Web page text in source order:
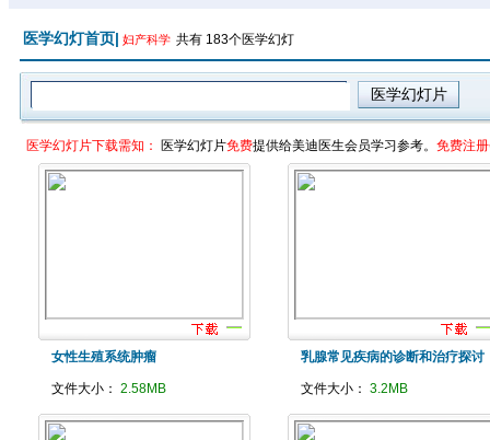
医学幻灯首页| 妇产科学 共有 183个医学幻灯
医学幻灯片下载需知： 医学幻灯片免费提供给美迪医生会员学习参考。 免费注
女性生殖系统肿瘤
文件大小： 2.58MB
乳腺常见疾病的诊断和治疗探讨
文件大小： 3.2MB